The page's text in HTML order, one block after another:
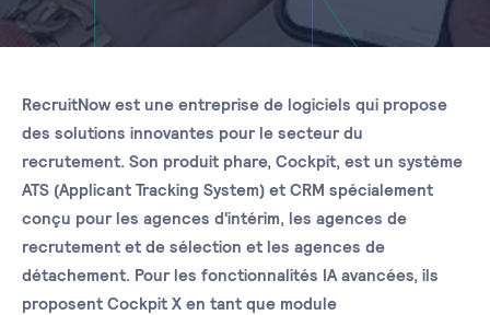
RecruitNow est une entreprise de logiciels qui propose
des solutions innovantes pour le secteur du
recrutement. Son produit phare, Cockpit, est un système
ATS (Applicant Tracking System) et CRM spécialement
conçu pour les agences d'intérim, les agences de
recrutement et de sélection et les agences de
détachement. Pour les fonctionnalités IA avancées, ils
proposent Cockpit X en tant que module